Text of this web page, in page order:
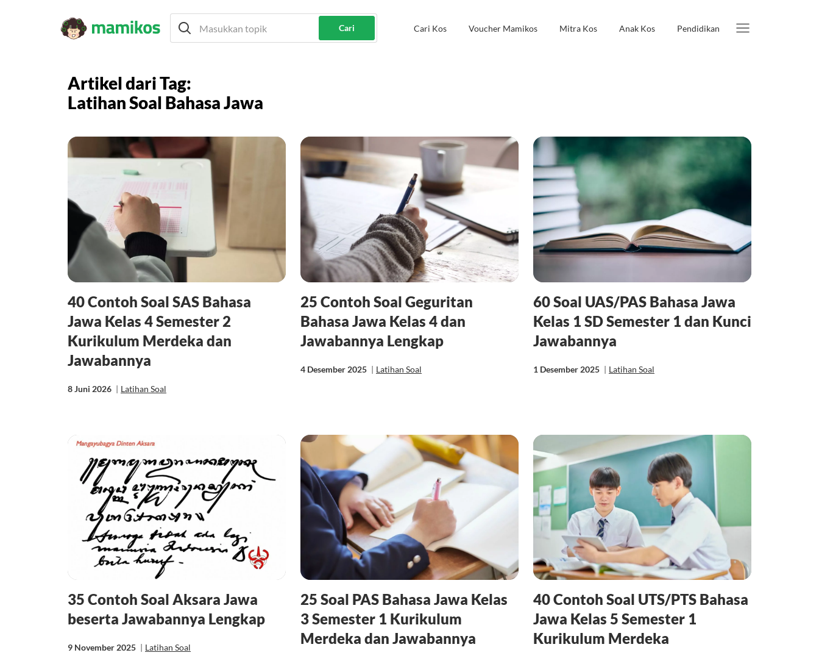
Cari Cari Kos Voucher Mamikos Mitra Kos Anak Kos Pendidikan
Artikel dari Tag:
Latihan Soal Bahasa Jawa
40 Contoh Soal SAS Bahasa
Jawa Kelas 4 Semester 2
Kurikulum Merdeka dan
Jawabannya
8 Juni 2026 | Latihan Soal
25 Contoh Soal Geguritan
Bahasa Jawa Kelas 4 dan
Jawabannya Lengkap
4 Desember 2025 | Latihan Soal
60 Soal UAS/PAS Bahasa Jawa
Kelas 1 SD Semester 1 dan Kunci
Jawabannya
1 Desember 2025 | Latihan Soal
35 Contoh Soal Aksara Jawa
beserta Jawabannya Lengkap
9 November 2025 | Latihan Soal
25 Soal PAS Bahasa Jawa Kelas
3 Semester 1 Kurikulum
Merdeka dan Jawabannya
40 Contoh Soal UTS/PTS Bahasa
Jawa Kelas 5 Semester 1
Kurikulum Merdeka